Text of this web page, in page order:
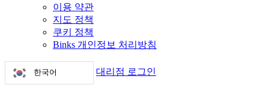
이용 약관
지도 정책
쿠키 정책
Binks 개인정보 처리방침
한국어 대리점 로그인